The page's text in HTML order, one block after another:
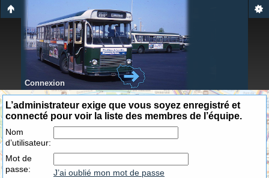
Connexion
L’administrateur exige que vous soyez enregistré et
connecté pour voir la liste des membres de l’équipe.
Nom
d’utilisateur:
Mot de
passe:
J’ai oublié mon mot de passe